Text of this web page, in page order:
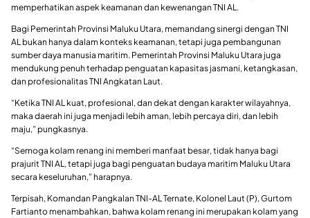
memperhatikan aspek keamanan dan kewenangan TNI AL.
Bagi Pemerintah Provinsi Maluku Utara, memandang sinergi dengan TNI
AL bukan hanya dalam konteks keamanan, tetapi juga pembangunan
sumber daya manusia maritim. Pemerintah Provinsi Maluku Utara juga
mendukung penuh terhadap penguatan kapasitas jasmani, ketangkasan,
dan profesionalitas TNI Angkatan Laut.
“Ketika TNI AL kuat, profesional, dan dekat dengan karakter wilayahnya,
maka daerah ini juga menjadi lebih aman, lebih percaya diri, dan lebih
maju,” pungkasnya.
“Semoga kolam renang ini memberi manfaat besar, tidak hanya bagi
prajurit TNI AL, tetapi juga bagi penguatan budaya maritim Maluku Utara
secara keseluruhan,” harapnya.
Terpisah, Komandan Pangkalan TNI-AL Ternate, Kolonel Laut (P), Gurtom
Fartianto menambahkan, bahwa kolam renang ini merupakan kolam yang